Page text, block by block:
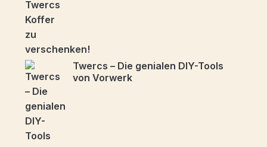
Twercs – Die genialen DIY-Tools
von Vorwerk